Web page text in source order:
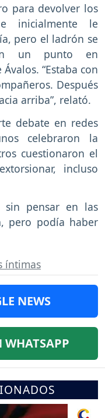
para devolver los
inicialmente le
pero el ladrón se
un punto en
“Estaba con
Después
arriba”, relató.
debate en redes
celebraron la
cuestionaron el
incluso
sin pensar en las
pero podía haber
íntimas
NEWS
WHATSAPP